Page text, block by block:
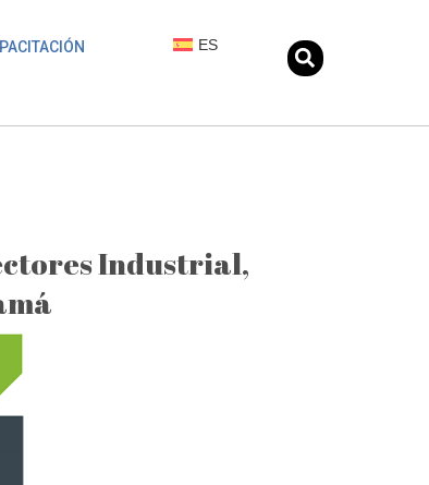
ES
Industrial,